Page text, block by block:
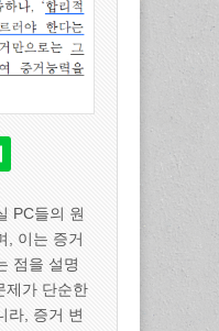
PC들의 원
, 이는 증거
점을 설명
제가 단순한
라, 증거 변